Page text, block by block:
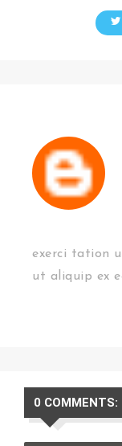
exerci tation
ut aliquip ex
0 COMMENTS: